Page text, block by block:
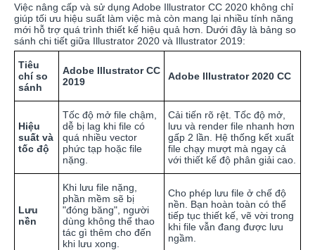
Việc nâng cấp và sử dụng Adobe Illustrator CC 2020 không chỉ
giúp tối ưu hiệu suất làm việc mà còn mang lại nhiều tính năng
mới hỗ trợ quá trình thiết kế hiệu quả hơn. Dưới đây là bảng so
sánh chi tiết giữa Illustrator 2020 và Illustrator 2019:
Tiêu
chí so
sánh
Adobe Illustrator CC
2019
Adobe Illustrator 2020 CC
Hiệu
suất và
tốc độ
Tốc độ mở file chậm,
dễ bị lag khi file có
quá nhiều vector
phức tạp hoặc file
nặng.
Cải tiến rõ rệt. Tốc độ mở,
lưu và render file nhanh hơn
gấp 2 lần. Hệ thống kết xuất
file chạy mượt mà ngay cả
với thiết kế độ phân giải cao.
Lưu
nền
Khi lưu file nặng,
phần mềm sẽ bị
"đóng băng", người
dùng không thể thao
tác gì thêm cho đến
khi lưu xong.
Cho phép lưu file ở chế độ
nền. Bạn hoàn toàn có thể
tiếp tục thiết kế, vẽ vời trong
khi file vẫn đang được lưu
ngầm.